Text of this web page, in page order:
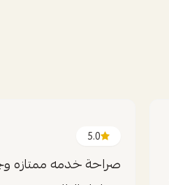
5.0
صراحة خدمه ممتازه